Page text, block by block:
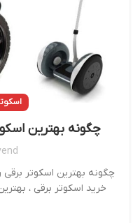
چگونه بهترین
چگونه بهترین اسکوتر
خرید اسکوتر برقی ،